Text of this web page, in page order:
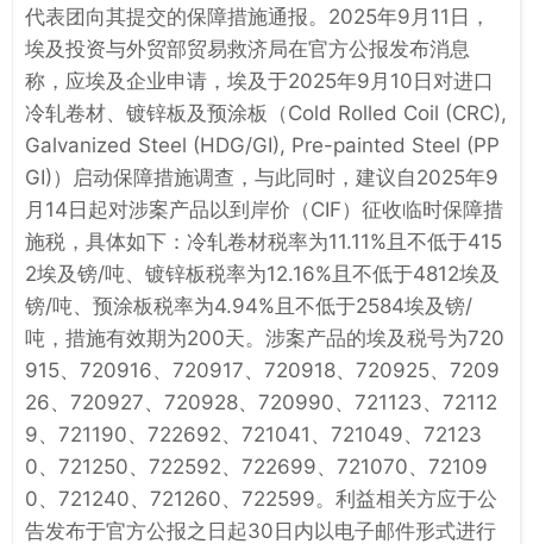
代表团向其提交的保障措施通报。2025年9月11日，
埃及投资与外贸部贸易救济局在官方公报发布消息
称，应埃及企业申请，埃及于2025年9月10日对进口
冷轧卷材、镀锌板及预涂板（Cold Rolled Coil (CRC),
Galvanized Steel (HDG/GI), Pre-painted Steel (PP
GI)）启动保障措施调查，与此同时，建议自2025年9
月14日起对涉案产品以到岸价（CIF）征收临时保障措
施税，具体如下：冷轧卷材税率为11.11%且不低于415
2埃及镑/吨、镀锌板税率为12.16%且不低于4812埃及
镑/吨、预涂板税率为4.94%且不低于2584埃及镑/
吨，措施有效期为200天。涉案产品的埃及税号为720
915、720916、720917、720918、720925、7209
26、720927、720928、720990、721123、72112
9、721190、722692、721041、721049、72123
0、721250、722592、722699、721070、72109
0、721240、721260、722599。利益相关方应于公
告发布于官方公报之日起30日内以电子邮件形式进行